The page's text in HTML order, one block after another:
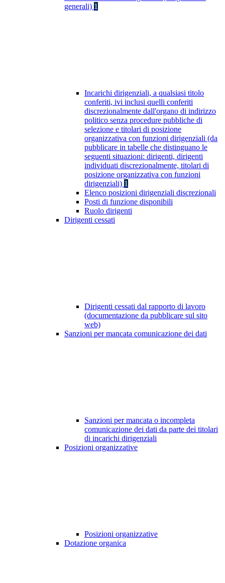
generali) 1
Incarichi dirigenziali, a qualsiasi titolo
conferiti, ivi inclusi quelli conferiti
discrezionalmente dall'organo di indirizzo
politico senza procedure pubbliche di
selezione e titolari di posizione
organizzativa con funzioni dirigenziali (da
pubblicare in tabelle che distinguano le
seguenti situazioni: dirigenti, dirigenti
individuati discrezionalmente, titolari di
posizione organizzativa con funzioni
dirigenziali) 1
Elenco posizioni dirigenziali discrezionali
Posti di funzione disponibili
Ruolo dirigenti
Dirigenti cessati
Dirigenti cessati dal rapporto di lavoro
(documentazione da pubblicare sul sito
web)
Sanzioni per mancata comunicazione dei dati
Sanzioni per mancata o incompleta
comunicazione dei dati da parte dei titolari
di incarichi dirigenziali
Posizioni organizzative
Posizioni organizzative
Dotazione organica